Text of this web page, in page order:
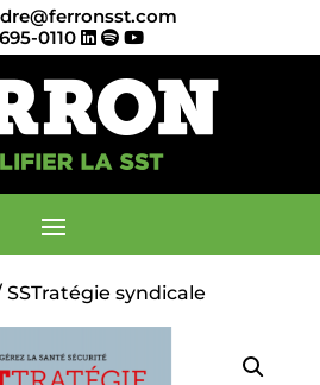
0110
SSTratégie syndicale